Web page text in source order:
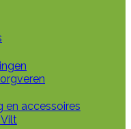
en accessoires